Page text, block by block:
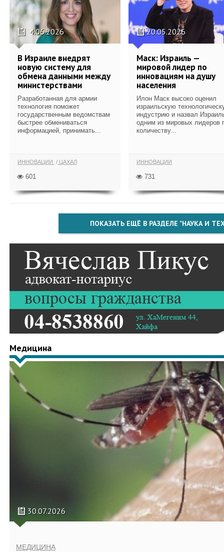
4.06.2026
В Израиле внедрят
новую систему для
обмена данными между
министерствами
Разработанная для армии
технология поможет
государственным ведомствам
быстрее обмениваться
информацией, принимать...
ИННОВАЦИИ ЦАХАЛ
601
20.05.2026
Маск: Израиль —
мировой лидер по
инновациям на душу
населения
Илон Маск высоко оценил
израильскую
индустрию и назвал
одним из мировых лидеров
количеству...
ИННОВАЦИИ
731
ПОКАЗАТЬ ЕЩЁ В РАЗДЕЛЕ "НАУКА И
Медицина
30.07.2026
МЕДИЦИНА